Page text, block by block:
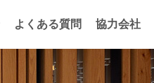
よくある質問 協力会社